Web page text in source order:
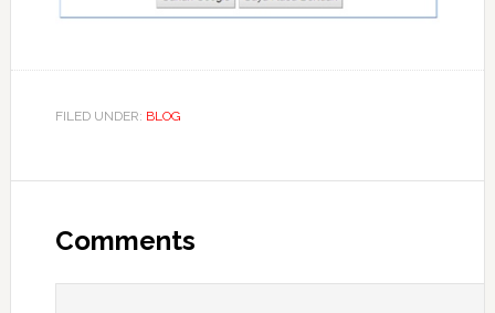
FILED UNDER: BLOG
Interactions
Comments